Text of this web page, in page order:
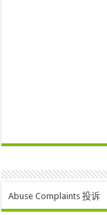
Abuse Complaints 投诉